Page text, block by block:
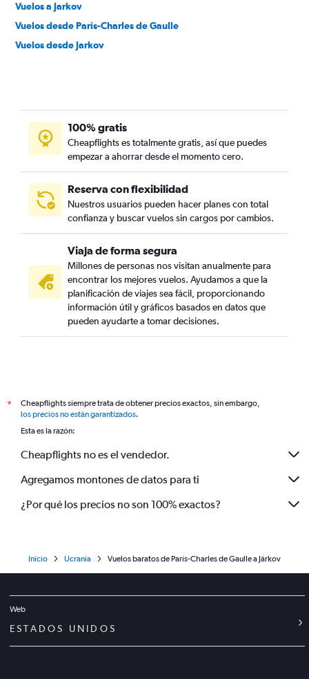
Vuelos a Jarkov
Vuelos desde París-Charles de Gaulle
Vuelos desde Jarkov
100% gratis
Cheapflights es totalmente gratis, así que puedes
empezar a ahorrar desde el momento cero.
Reserva con flexibilidad
Nuestros usuarios pueden hacer planes con total
confianza y buscar vuelos sin cargos por cambios.
Viaja de forma segura
Millones de personas nos visitan anualmente para
encontrar los mejores vuelos. Ayudamos a que la
planificación de viajes sea fácil, proporcionando
información útil y gráficos basados en datos que
pueden ayudarte a tomar decisiones.
*
Cheapflights siempre trata de obtener precios exactos, sin embargo,
los precios no están garantizados.
Esta es la razón:
Cheapflights no es el vendedor.
Agregamos montones de datos para ti
¿Por qué los precios no son 100% exactos?
Inicio Ucrania Vuelos baratos de París-Charles de Gaulle a Járkov
Web
ESTADOS UNIDOS